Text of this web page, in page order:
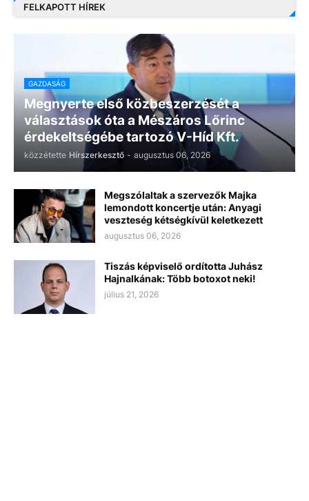
FELKAPOTT HÍREK
GAZDASÁG
Megnyerte első közbeszerzését a
választások óta a Mészáros Lőrinc
érdekeltségébe tartozó V-Híd Kft.
közzétette Hírszerkesztő - augusztus 06, 2026
Megszólaltak a szervezők Majka
lemondott koncertje után: Anyagi
veszteség kétségkívül keletkezett
augusztus 06, 2026
Tiszás képviselő ordította Juhász
Hajnalkának: Több botoxot neki!
július 21, 2026